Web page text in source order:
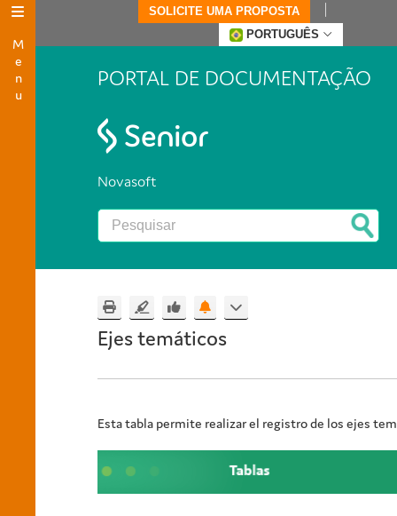
Menu
SOLICITE UMA PROPOSTA
PORTUGUÊS
PORTAL DE DOCUMENTAÇÃO
Novasoft
Ejes temáticos
Esta tabla permite realizar el registro de los ejes